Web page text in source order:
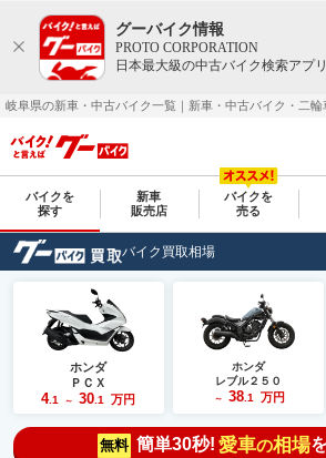
グーバイク情報
PROTO CORPORATION
日本最大級の中古バイク検索アプリ
バイクを
探す
新車
販売店
バイクを
売る
バイク買取相場
ホンダ
ＰＣＸ
4.1 ～ 30 .1 万円
ホンダ
レブル２５０
～ 38.1 万円
無料 簡単30秒! 愛車の相場